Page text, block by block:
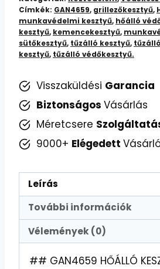
Hőmérsékleten
mennyiség
Címkék: GAN4659, grillezőkesztyű,
munkavédelmi kesztyű, hőálló
kesztyű, kemencekesztyű,
sütőkesztyű, tűzálló kesztyű,
kesztyű, tűzálló védőkesztyű.
Visszaküldési Garancia
Biztonságos Vásárlás
Méretcsere
9000+ Elégedett
Leírás
További információk
Vélemények (0)
## GAN4659 HŐÁLLÓ